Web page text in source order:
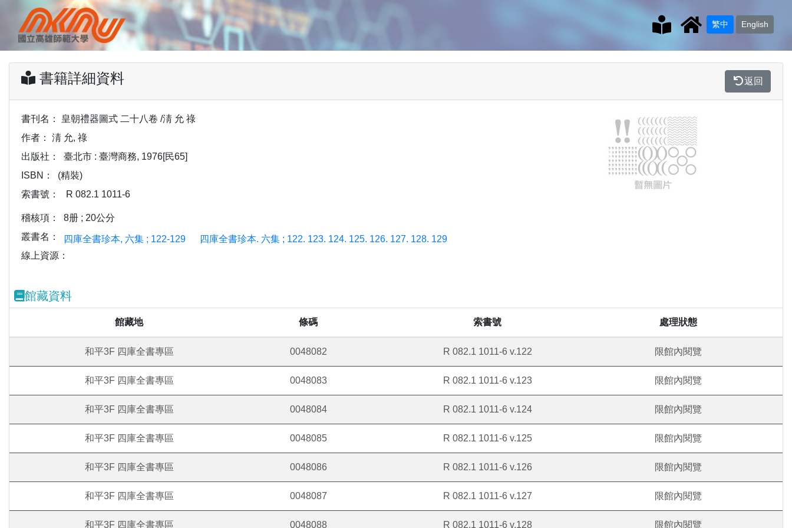
繁中 English
書籍詳細資料 返回
書刊名：
皇朝禮器圖式 二十八卷 /淸 允 祿
作者：
淸 允, 祿
出版社：
臺北市 : 臺灣商務, 1976[民65]
ISBN：
(精裝)
索書號：
R 082.1 1011-6
稽核項：
8册 ; 20公分
叢書名：
四庫全書珍本, 六集 ; 122-129
四庫全書珍本. 六集 ; 122. 123. 124. 125. 126. 127. 128. 129
線上資源：
Previous
館藏資料
館藏地 條碼 索書號 處理狀態
和平3F 四庫全書專區 0048082 R 082.1 1011-6 v.122 限館內閱覽
和平3F 四庫全書專區 0048083 R 082.1 1011-6 v.123 限館內閱覽
和平3F 四庫全書專區 0048084 R 082.1 1011-6 v.124 限館內閱覽
和平3F 四庫全書專區 0048085 R 082.1 1011-6 v.125 限館內閱覽
和平3F 四庫全書專區 0048086 R 082.1 1011-6 v.126 限館內閱覽
和平3F 四庫全書專區 0048087 R 082.1 1011-6 v.127 限館內閱覽
和平3F 四庫全書專區 0048088 R 082.1 1011-6 v.128 限館內閱覽